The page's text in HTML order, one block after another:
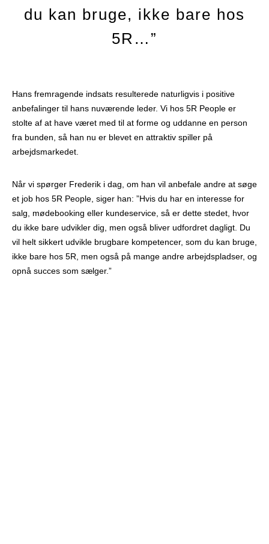
du kan bruge, ikke bare hos
5R…”
Hans fremragende indsats resulterede naturligvis i positive
anbefalinger til hans nuværende leder. Vi hos 5R People er
stolte af at have været med til at forme og uddanne en person
fra bunden, så han nu er blevet en attraktiv spiller på
arbejdsmarkedet.
Når vi spørger Frederik i dag, om han vil anbefale andre at søge
et job hos 5R People, siger han: ”Hvis du har en interesse for
salg, mødebooking eller kundeservice, så er dette stedet, hvor
du ikke bare udvikler dig, men også bliver udfordret dagligt. Du
vil helt sikkert udvikle brugbare kompetencer, som du kan bruge,
ikke bare hos 5R, men også på mange andre arbejdspladser, og
opnå succes som sælger.”